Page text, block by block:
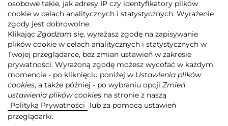
© 2026 Copyright AGORA SA
POLITYKA PRYWATNOŚCI AGORA S.A.
POLITYKA PRYWATNOŚCI SERWISU AGORA.PL
POLITYKA TRANSPARENTNOŚCI
ZASTRZEŻENIE PRAWNOAUTORSKIE
INFORMACJE O USŁUGACH MEDIALNYCH
MAPA SERWISU RSS
Realizacja
osobowe takie, jak adresy IP czy identyfikatory plików
cookie w celach analitycznych i statystycznych. Wyrażenie
zgody jest dobrowolne.
Klikając Zgadzam się, wyrażasz zgodę na zapisywanie
plików cookie w celach analitycznych i statystycznych w
Twojej przeglądarce, bez zmian ustawień w zakresie
prywatności. Wyrażoną zgodę możesz wycofać w każdym
momencie - po kliknięciu poniżej w Ustawienia plików
cookies, a także później - po wybraniu opcji Zmień
ustawienia plików cookies na stronie z naszą
Polityką Prywatności
lub za pomocą ustawień
przeglądarki.